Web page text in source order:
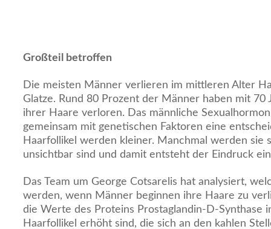
Großteil betroffen
Die meisten Männer verlieren im mittleren Alter
Glatze. Rund 80 Prozent der Männer haben mit 70
ihrer Haare verloren. Das männliche
gemeinsam mit genetischen Faktoren eine
Haarfollikel werden kleiner. Manchmal werden sie
unsichtbar sind und damit entsteht der Eindruck
Das Team um George Cotsarelis hat analysiert,
werden, wenn Männer beginnen ihre Haare zu
die Werte des Proteins Prostaglandin-D-Synthase
Haarfollikel erhöht sind, die sich an den kahlen